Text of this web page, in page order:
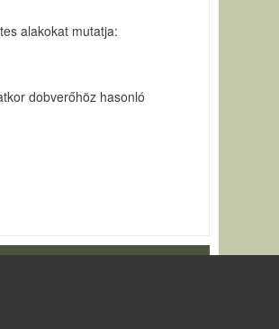
alakokat mutatja:
dobverőhöz hasonló